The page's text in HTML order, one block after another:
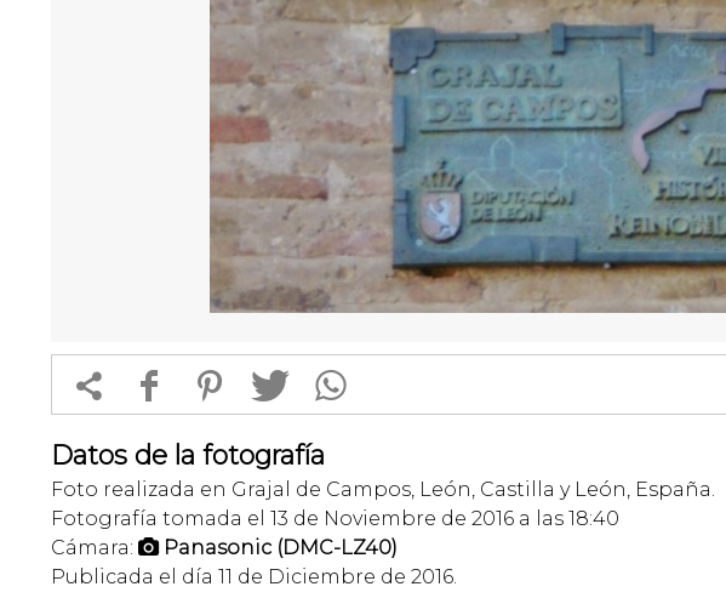
 f 1 T 
Datos de la fotografía
Foto realizada en Grajal de Campos, León, Castilla y León, España.
Fotografía tomada el 13 de Noviembre de 2016 a las 18:40
Cámara:  Panasonic (DMC-LZ40)
Publicada el día 11 de Diciembre de 2016.